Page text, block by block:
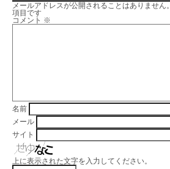
メールアドレスが公開されることはありません。
項目です
コメント ※
名前
メール
サイト
上に表示された文字を入力してください。